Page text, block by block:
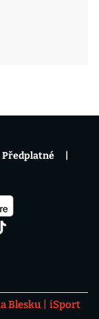
Blesku
iSport
Předplatné